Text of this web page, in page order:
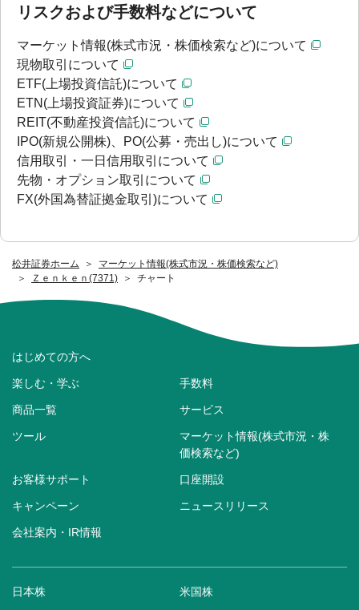
松井証券ホーム
マーケット情報(株式市況・株価検索など)
Ｚｅｎｋｅｎ(7371)
チャート
リスクおよび手数料などについて
マーケット情報(株式市況・株価検索など)について
現物取引について
ETF(上場投資信託)について
ETN(上場投資証券)について
REIT(不動産投資信託)について
IPO(新規公開株)、PO(公募・売出し)について
信用取引・一日信用取引について
先物・オプション取引について
FX(外国為替証拠金取引)について
はじめての方へ
楽しむ・学ぶ 手数料
商品一覧 サービス
ツール
マーケット情報(株式市況・株
価検索など)
お客様サポート 口座開設
キャンペーン ニュースリリース
会社案内・IR情報
日本株 米国株